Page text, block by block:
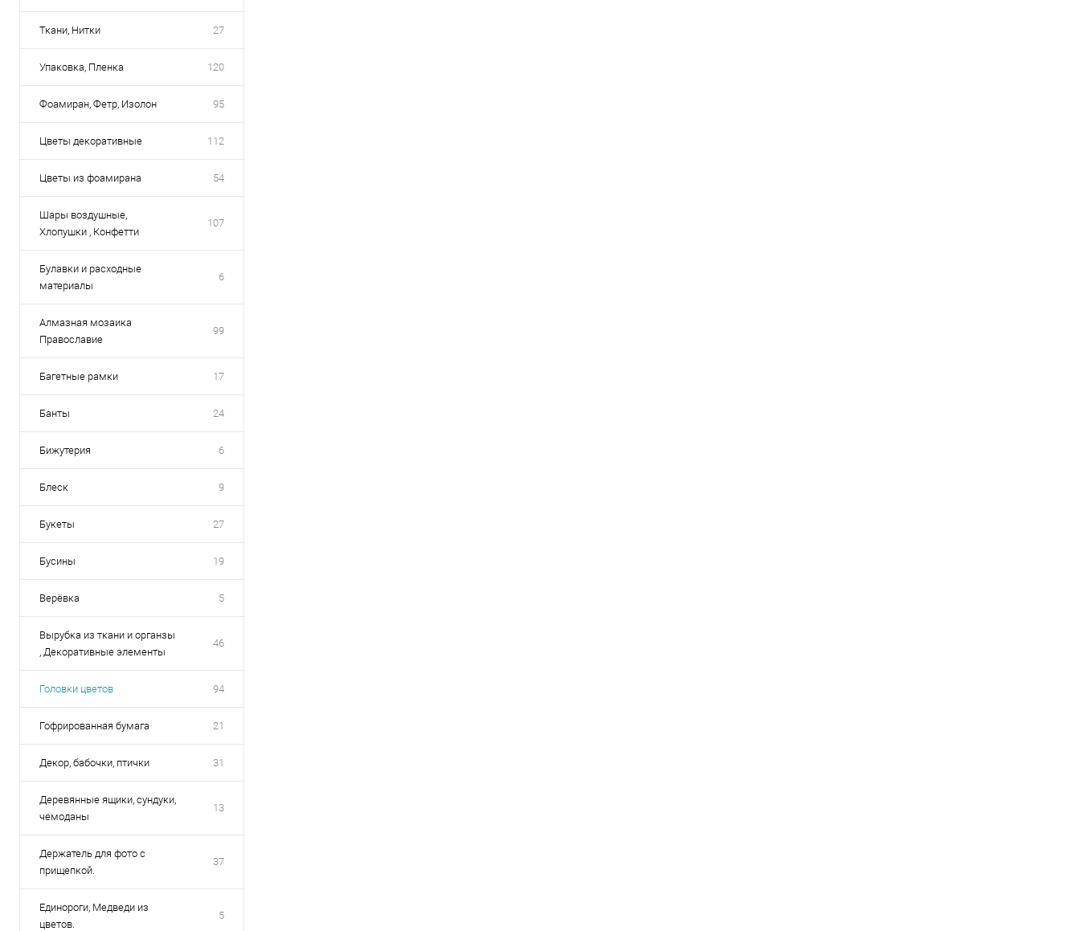
Ткани, Нитки 27
Упаковка, Пленка 120
Фоамиран, Фетр, Изолон 95
Цветы декоративные 112
Цветы из фоамирана 54
Шары воздушные,
Хлопушки , Конфетти
107
Булавки и расходные
материалы
6
Алмазная мозаика
Православие
99
Багетные рамки 17
Банты 24
Бижутерия 6
Блеск 9
Букеты 27
Бусины 19
Верёвка 5
Вырубка из ткани и органзы
, Декоративные элементы
46
Головки цветов 94
Гофрированная бумага 21
Декор, бабочки, птички 31
Деревянные ящики, сундуки,
чемоданы
13
Держатель для фото с
прищепкой.
37
Единороги, Медведи из
цветов.
5